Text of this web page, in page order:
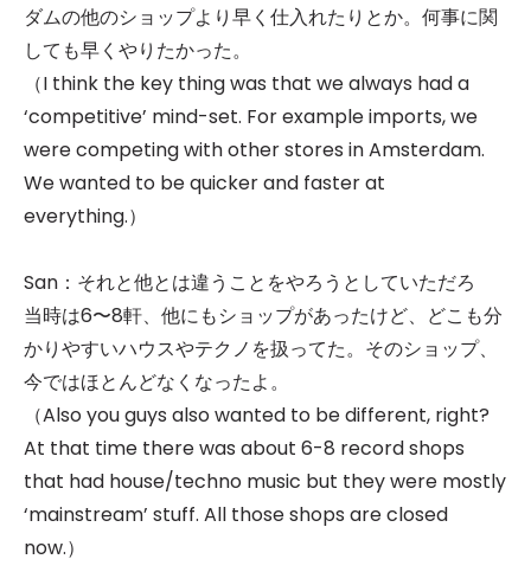
ダムの他のショップより早く仕入れたりとか。何事に関
しても早くやりたかった。
（I think the key thing was that we always had a
‘competitive’ mind-set. For example imports, we
were competing with other stores in Amsterdam.
We wanted to be quicker and faster at
everything.）
San：それと他とは違うことをやろうとしていただろ
当時は6〜8軒、他にもショップがあったけど、どこも分
かりやすいハウスやテクノを扱ってた。そのショップ、
今ではほとんどなくなったよ。
（Also you guys also wanted to be different, right?
At that time there was about 6-8 record shops
that had house/techno music but they were mostly
‘mainstream’ stuff. All those shops are closed
now.）